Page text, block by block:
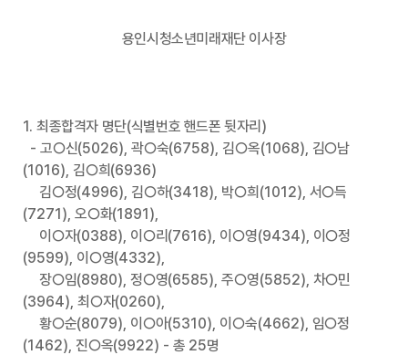
용인시청소년미래재단 이사장
1. 최종합격자 명단(식별번호 핸드폰 뒷자리 )
- 고○신(5026),곽○숙(6758), 김○옥(1068), 김○남
(1016), 김○희 (6936)
김○정(4996), 김○하(3418), 박○희 (1012), 서○득
(7271), 오○화(1891),
이 ○자(0388), 이 ○리 (7616), 이○영(9434), 이○정
(9599), 이 ○영(4332),
장○임(8980),정○영(6585),주○영(5852), 차○민
(3964), 최 ○자(0260),
황○순(8079), 이 ○아(5310), 이○숙(4662), 임○정
(1462), 진○옥(9922) -총 25명